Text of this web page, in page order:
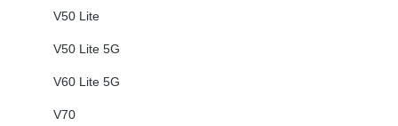
V50 Lite
V50 Lite 5G
V60 Lite 5G
V70